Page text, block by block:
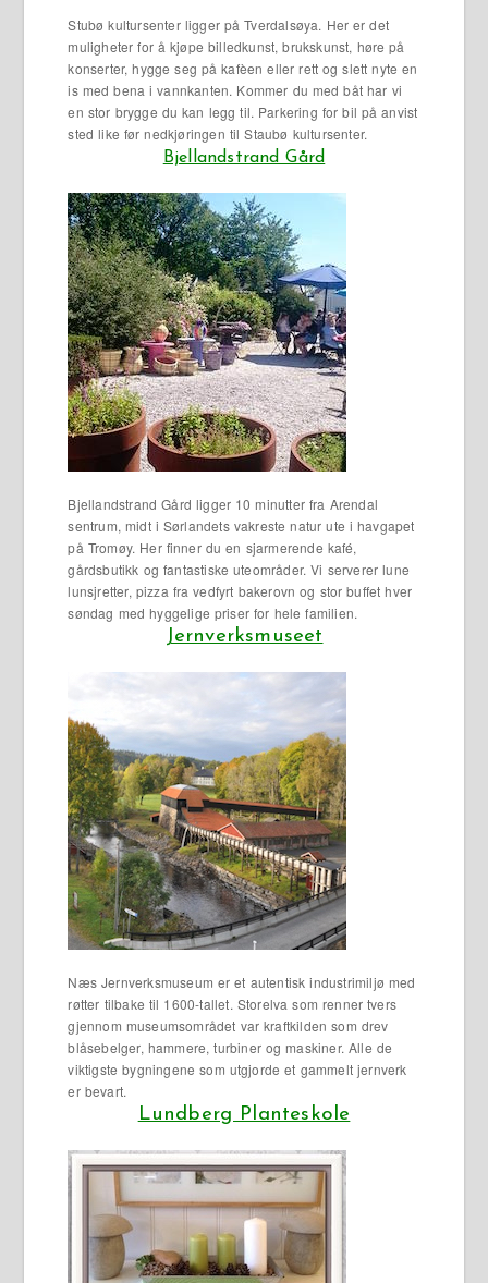
Stubø kultursenter ligger på Tverdalsøya. Her er det
muligheter for å kjøpe billedkunst, brukskunst, høre på
konserter, hygge seg på kafèen eller rett og slett nyte en
is med bena i vannkanten. Kommer du med båt har vi
en stor brygge du kan legg til. Parkering for bil på anvist
sted like før nedkjøringen til Staubø kultursenter.
Bjellandstrand Gård
Bjellandstrand Gård ligger 10 minutter fra Arendal
sentrum, midt i Sørlandets vakreste natur ute i havgapet
på Tromøy. Her finner du en sjarmerende kafé,
gårdsbutikk og fantastiske uteområder. Vi serverer lune
lunsjretter, pizza fra vedfyrt bakerovn og stor buffet hver
søndag med hyggelige priser for hele familien.
Jernverksmuseet
Næs Jernverksmuseum er et autentisk industrimiljø med
røtter tilbake til 1600-tallet. Storelva som renner tvers
gjennom museumsområdet var kraftkilden som drev
blåsebelger, hammere, turbiner og maskiner. Alle de
viktigste bygningene som utgjorde et gammelt jernverk
er bevart.
Lundberg Planteskole